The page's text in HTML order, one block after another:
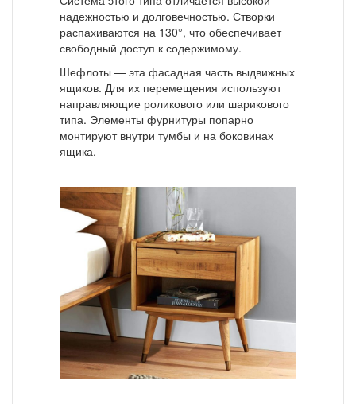
надежностью и долговечностью. Створки
распахиваются на 130°, что обеспечивает
свободный доступ к содержимому.
Шефлоты — эта фасадная часть выдвижных
ящиков. Для их перемещения используют
направляющие роликового или шарикового
типа. Элементы фурнитуры попарно
монтируют внутри тумбы и на боковинах
ящика.